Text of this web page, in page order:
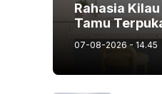
Rahasia
Tamu
07-08-2026 - 14.45